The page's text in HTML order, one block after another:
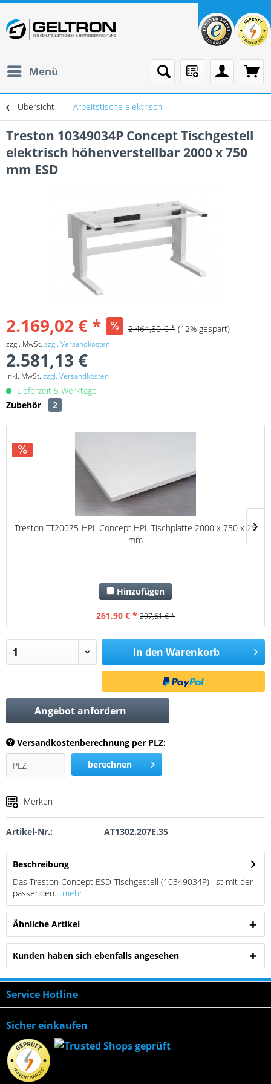
Menü
Übersicht Arbeitstische elektrisch
Treston 10349034P Concept Tischgestell
elektrisch höhenverstellbar 2000 x 750
mm ESD
2.169,02 € * 2.464,80 € * (12% gespart)
zzgl. MwSt. zzgl. Versandkosten
2.581,13 €
inkl. MwSt. zzgl. Versandkosten
Lieferzeit 5 Werktage
Zubehör
2
Treston TT20075-HPL Concept HPL Tischplatte 2000 x 750 x 25
mm
Hinzufügen
261,90 € * 297,61 € *
In den Warenkorb
Angebot anfordern
Versandkostenberechnung per PLZ:
berechnen
Merken
Artikel-Nr.: AT1302.207E.35
Beschreibung
Das Treston Concept ESD-Tischgestell (10349034P) ist mit der
passenden... mehr
Ähnliche Artikel
Kunden haben sich ebenfalls angesehen
Service Hotline
Sicher einkaufen